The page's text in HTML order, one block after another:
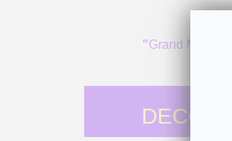
"Grand Merci